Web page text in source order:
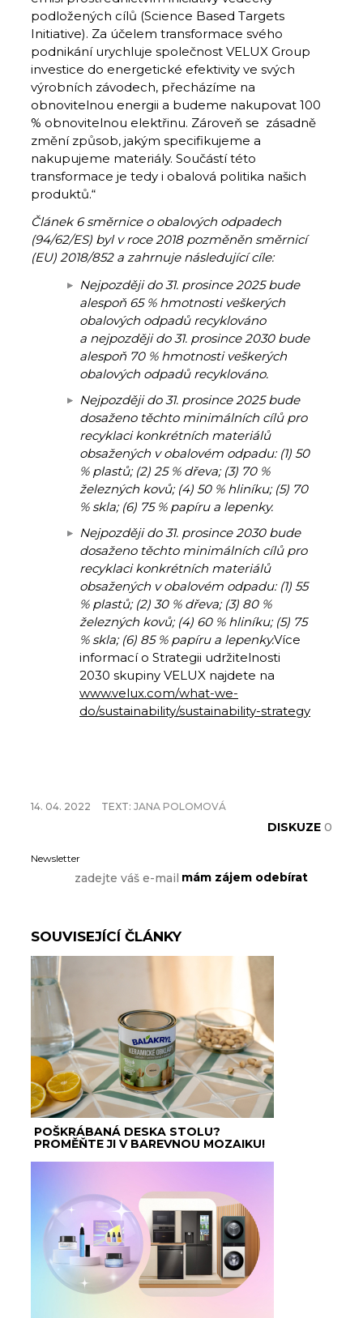
podložených cílů (Science Based Targets
Initiative). Za účelem transformace svého
podnikání urychluje společnost VELUX Group
investice do energetické efektivity ve svých
výrobních závodech, přecházíme na
obnovitelnou energii a budeme nakupovat 100
% obnovitelnou elektřinu. Zároveň se zásadně
změní způsob, jakým specifikujeme a
nakupujeme materiály. Součástí této
transformace je tedy i obalová politika našich
produktů.“
Článek 6 směrnice o obalových odpadech
(94/62/ES) byl v roce 2018 pozměněn směrnicí
(EU) 2018/852 a zahrnuje následující cíle:
Nejpozději do 31. prosince 2025 bude
alespoň 65 % hmotnosti veškerých
obalových odpadů recyklováno
a nejpozději do 31. prosince 2030 bude
alespoň 70 % hmotnosti veškerých
obalových odpadů recyklováno.
Nejpozději do 31. prosince 2025 bude
dosaženo těchto minimálních cílů pro
recyklaci konkrétních materiálů
obsažených v obalovém odpadu: (1) 50
% plastů; (2) 25 % dřeva; (3) 70 %
železných kovů; (4) 50 % hliníku; (5) 70
% skla; (6) 75 % papíru a lepenky.
Nejpozději do 31. prosince 2030 bude
dosaženo těchto minimálních cílů pro
recyklaci konkrétních materiálů
obsažených v obalovém odpadu: (1) 55
% plastů; (2) 30 % dřeva; (3) 80 %
železných kovů; (4) 60 % hliníku; (5) 75
% skla; (6) 85 % papíru a lepenky.Více
informací o Strategii udržitelnosti
2030 skupiny VELUX najdete na
www.velux.com/what-we-
do/sustainability/sustainability-strategy
14. 04. 2022 TEXT: JANA POLOMOVÁ
DISKUZE 0
Newsletter
SOUVISEJÍCÍ ČLÁNKY
POŠKRÁBANÁ DESKA STOLU?
PROMĚŇTE JI V BAREVNOU MOZAIKU!